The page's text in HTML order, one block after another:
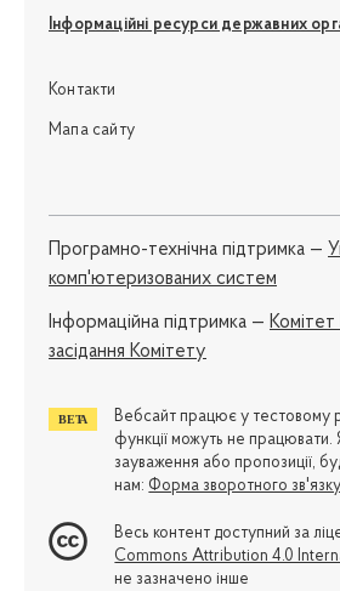
Інформаційні ресурси державних
Контакти
Мапа сайту
Програмно-технічна підтримка —
комп'ютеризованих систем
Iнформаційна підтримка —
засідання Комітету
Вебсайт працює у тестовому
функції можуть не
зауваження або пропозиції,
нам: Форма зворотного зв'язку
Весь контент доступний за
Commons Attribution 4.0
не зазначено інше